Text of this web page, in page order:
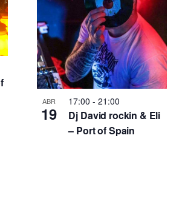
ABR
19
17:00-21:00
Dj David rockin & Eli
– Port of Spain